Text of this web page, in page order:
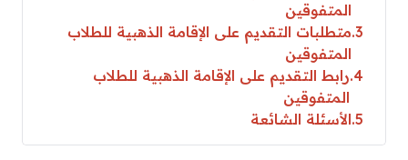
المتفوقين
3 متطلبات التقديم على الإقامة الذهبية للطلاب
المتفوقين
4 رابط التقديم على الإقامة الذهبية للطلاب
المتفوقين
5 الأسئلة الشائعة